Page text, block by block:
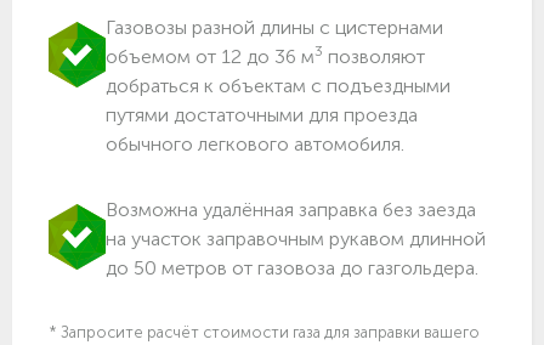
Газовозы разной длины с цистернами
объемом от 12 до 36 м3 позволяют
добраться к объектам c подъездными
путями достаточными для проезда
обычного легкового автомобиля.
Возможна удалённая заправка без заезда
на участок заправочным рукавом длинной
до 50 метров от газовоза до газгольдера.
* Запросите расчёт стоимости газа для заправки вашего